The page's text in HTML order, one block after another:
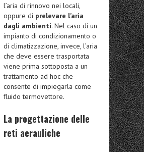
l’aria di rinnovo nei locali,
oppure di prelevare l’aria
dagli ambienti. Nel caso di un
impianto di condizionamento o
di climatizzazione, invece, l’aria
che deve essere trasportata
viene prima sottoposta a un
trattamento ad hoc che
consente di impiegarla come
fluido termovettore.
La progettazione delle
reti aerauliche